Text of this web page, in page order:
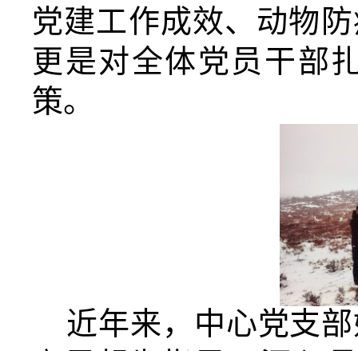
党建工作成效、动物
更是对全体党员干部
策。
近年来，中心党支部